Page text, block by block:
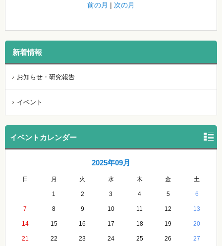
前の月 | 次の月
新着情報
お知らせ・研究報告
イベント
イベントカレンダー
2025年09月
日 月 火 水 木 金 土
1 2 3 4 5 6
7 8 9 10 11 12 13
14 15 16 17 18 19 20
21 22 23 24 25 26 27